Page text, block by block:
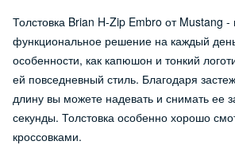
Толстовка Brian H-Zip Embro от Mustang
функциональное решение на каждый
особенности, как капюшон и тонкий
ей повседневный стиль. Благодаря
длину вы можете надевать и снимать ее
секунды. Толстовка особенно хорошо
кроссовками.